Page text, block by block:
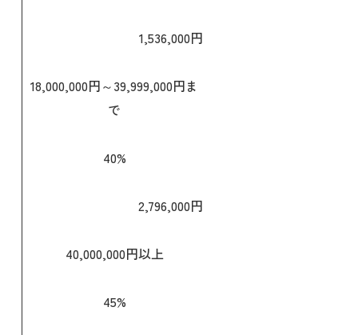
1,536,000円
18,000,000円～39,999,000円ま
で
40%
2,796,000円
40,000,000円以上
45%